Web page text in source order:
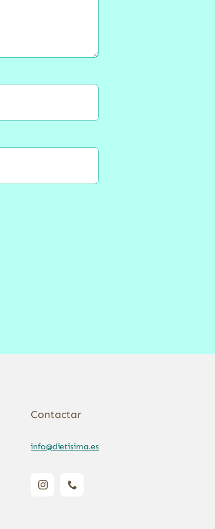
Contactar
info@dietisima.es